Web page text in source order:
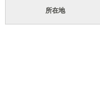
所在地